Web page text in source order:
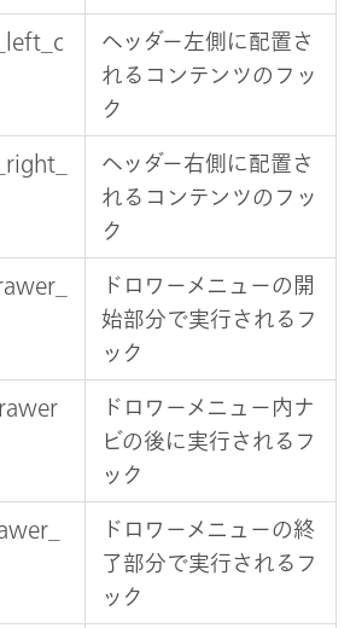
ヘッダー左側に配置さ
れるコンテンツのフッ
ク
ヘッダー右側に配置さ
れるコンテンツのフッ
ク
ドロワーメニューの開
始部分で実行されるフ
ック
ドロワーメニュー内ナ
ビの後に実行されるフ
ック
ドロワーメニューの終
了部分で実行されるフ
ック